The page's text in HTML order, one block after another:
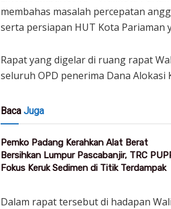
membahas masalah percepatan
serta persiapan HUT Kota Pariaman
Rapat yang digelar di ruang rapat
seluruh OPD penerima Dana Alokasi
Baca Juga
Pemko Padang Kerahkan Alat Berat
Bersihkan Lumpur Pascabanjir, TRC
Fokus Keruk Sedimen di Titik Terdampak
Dalam rapat tersebut di hadapan